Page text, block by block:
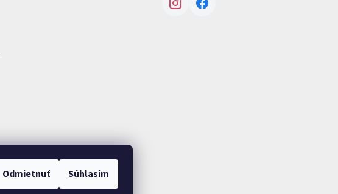
Odmietnuť Súhlasím
InstagramFacebook